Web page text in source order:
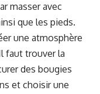
masser avec
que les pieds.
une atmosphère
faut trouver la
des bougies
et choisir une